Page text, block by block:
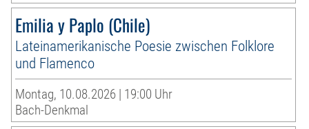
Emilia y Paplo (Chile)
Lateinamerikanische Poesie zwischen Folklore
und Flamenco
Montag, 10.08.2026 | 19:00 Uhr
Bach-Denkmal